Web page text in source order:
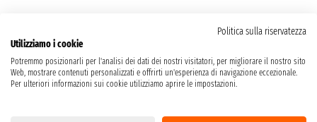
Politica sulla riservatezza
Utilizziamo i cookie
Potremmo posizionarli per l'analisi dei dati dei nostri visitatori, per migliorare il nostro sito
Web, mostrare contenuti personalizzati e offrirti un'esperienza di navigazione eccezionale.
Per ulteriori informazioni sui cookie utilizziamo aprire le impostazioni.